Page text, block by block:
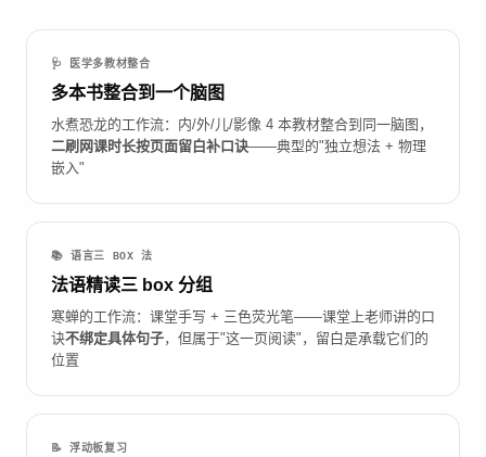
🩺 医学多教材整合
多本书整合到一个脑图
水煮恐龙的工作流：内/外/儿/影像 4 本教材整合到同一脑图，
二刷网课时长按页面留白补口诀——典型的"独立想法 + 物理
嵌入"
📚 语言三 BOX 法
法语精读三 box 分组
寒蝉的工作流：课堂手写 + 三色荧光笔——课堂上老师讲的口
诀不绑定具体句子，但属于"这一页阅读"，留白是承载它们的
位置
📝 浮动板复习